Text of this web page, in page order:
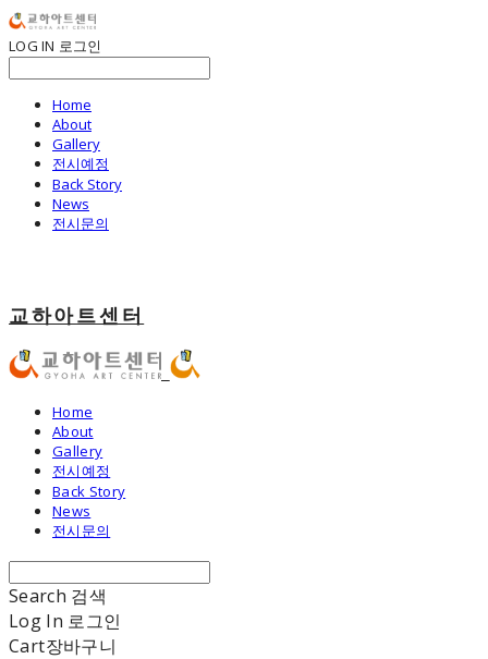
LOG IN 로그인
Home
About
Gallery
전시예정
Back Story
News
전시문의
교하아트센터
Home
About
Gallery
전시예정
Back Story
News
전시문의
Search 검색
Log In 로그인
Cart장바구니